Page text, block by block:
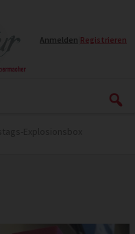
Anmelden Registrieren